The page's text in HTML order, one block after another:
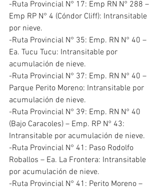
-Ruta Provincial N° 17: Emp RN N° 288 –
Emp RP N° 4 (Cóndor Cliff): Intransitable
por nieve.
-Ruta Provincial N° 35: Emp. RN N° 40 –
Ea. Tucu Tucu: Intransitable por
acumulación de nieve.
-Ruta Provincial N° 37: Emp. RN N° 40 –
Parque Perito Moreno: Intransitable por
acumulación de nieve.
-Ruta Provincial N° 39: Emp. RN N° 40
(Bajo Caracoles) – Emp. RP N° 43:
Intransitable por acumulación de nieve.
-Ruta Provincial N° 41: Paso Rodolfo
Roballos – Ea. La Frontera: Intransitable
por acumulación de nieve.
-Ruta Provincial N° 41: Perito Moreno –